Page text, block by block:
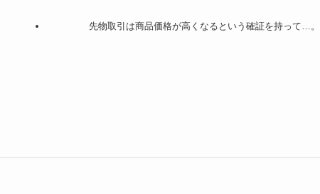
先物取引は商品価格が高くなるという確証を持って…。